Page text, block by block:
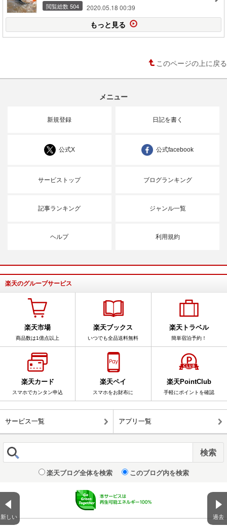
新しい 過去
閲覧総数 504 2020.05.18 00:39
もっと見る
このページの上に戻る
メニュー
新規登録 日記を書く
公式X 公式facebook
サービストップ ブログランキング
記事ランキング ジャンル一覧
ヘルプ 利用規約
楽天のグループサービス
楽天市場
商品数は1億点以上
楽天ブックス
いつでも全品送料無料
楽天トラベル
簡単宿泊予約！
楽天カード
スマホでカンタン申込
楽天ペイ
スマホをお財布に
楽天PointClub
手軽にポイントを確認
サービス一覧 アプリ一覧
楽天ブログ全体を検索 このブログ内を検索